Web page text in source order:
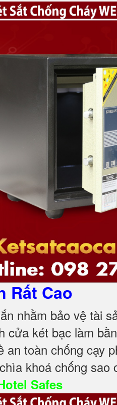
Rất Cao
nhằm bảo vệ tài
cửa két bạc làm
an toàn chống cạy
khoá chống sao
Safes